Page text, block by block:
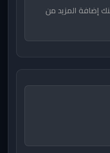
إضافة المزيد من